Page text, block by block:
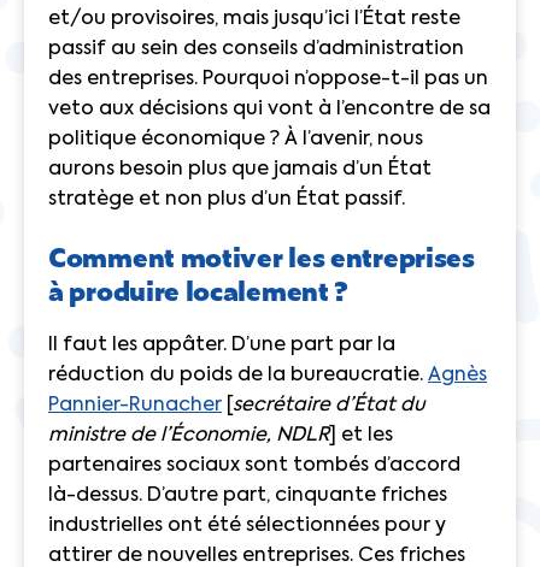
et/ou provisoires, mais jusqu’ici l’État reste
passif au sein des conseils d’administration
des entreprises. Pourquoi n’oppose-t-il pas un
veto aux décisions qui vont à l’encontre de sa
politique économique ? À l’avenir, nous
aurons besoin plus que jamais d’un État
stratège et non plus d’un État passif.
Comment motiver les entreprises
à produire localement ?
Il faut les appâter. D’une part par la
réduction du poids de la bureaucratie. Agnès
Pannier-Runacher
secrétaire d’État du
ministre de l’Économie, NDLR] et les
partenaires sociaux sont tombés d’accord
là-dessus. D’autre part, cinquante friches
industrielles ont été sélectionnées pour y
attirer de nouvelles entreprises. Ces friches